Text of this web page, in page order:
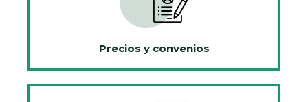
Precios y convenios